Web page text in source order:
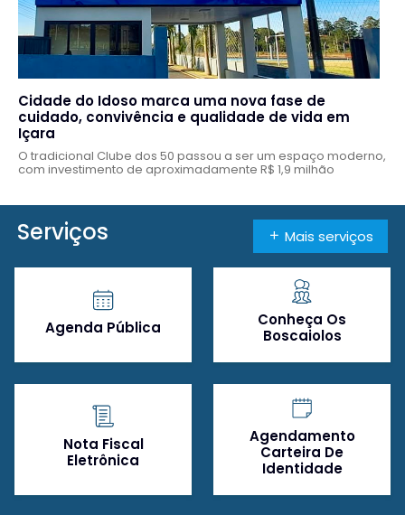
Cidade do Idoso marca uma nova fase de
cuidado, convivência e qualidade de vida em
Içara
O tradicional Clube dos 50 passou a ser um espaço moderno,
com investimento de aproximadamente R$ 1,9 milhão
Serviços Mais serviços
Agenda Pública
Conheça Os
Boscaiolos
Nota Fiscal
Eletrônica
Agendamento
Carteira De
Identidade